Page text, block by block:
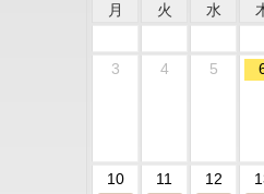
月 火 水
3
4 5
10 11 12